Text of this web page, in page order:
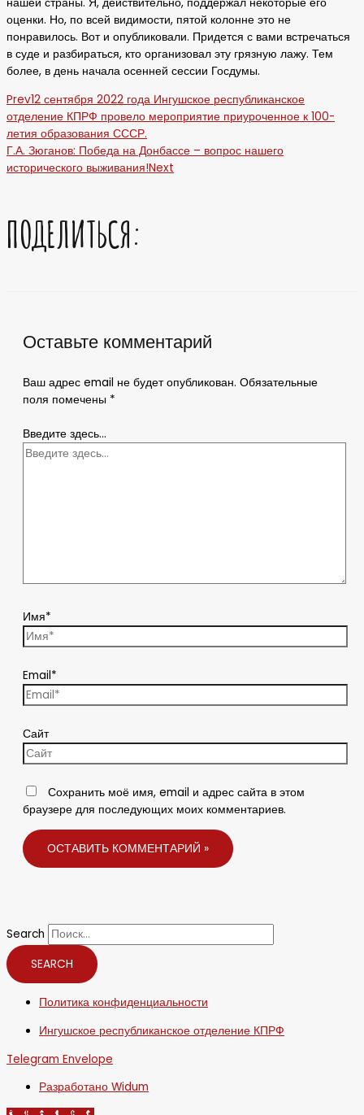
оценки. Но, по всей видимости, пятой колонне это не
понравилось. Вот и опубликовали. Придется с вами встречаться
в суде и разбираться, кто организовал эту грязную лажу. Тем
более, в день начала осенней сессии Госдумы.
Prev12 сентября 2022 года Ингушское республиканское
отделение КПРФ провело мероприятие приуроченное к 100-
летия образования СССР.
Г.А. Зюганов: Победа на Донбассе – вопрос нашего
исторического выживания!Next
ПОДЕЛИТЬСЯ:
Оставьте комментарий
Ваш адрес email не будет опубликован. Обязательные
поля помечены *
Введите здесь...
Имя*
Email*
Сайт
Сохранить моё имя, email и адрес сайта в этом
браузере для последующих моих комментариев.
Search
SEARCH
Политика конфиденциальности
Ингушское республиканское отделение КПРФ
Telegram Envelope
Разработано Widum